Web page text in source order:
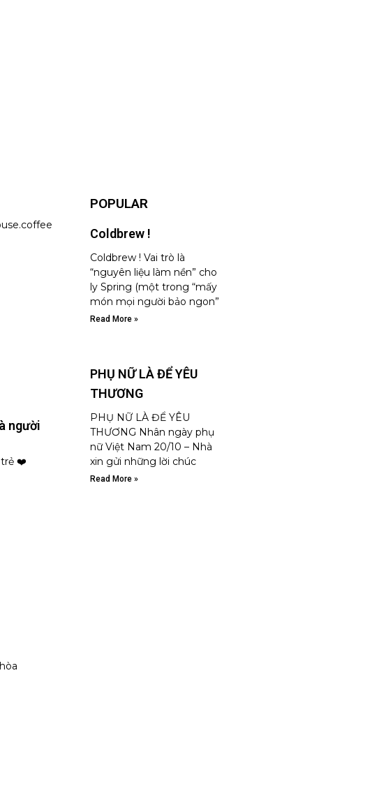
người
trẻ ❤️
POPULAR
Coldbrew !
Coldbrew ! Vai trò là
“nguyên liệu làm nền” cho
ly Spring (một trong “mấy
món mọi người bảo ngon”
Read More »
PHỤ NỮ LÀ ĐỂ YÊU
THƯƠNG
PHỤ NỮ LÀ ĐỂ YÊU
THƯƠNG Nhân ngày phụ
nữ Việt Nam 20/10 – Nhà
xin gửi những lời chúc
Read More »